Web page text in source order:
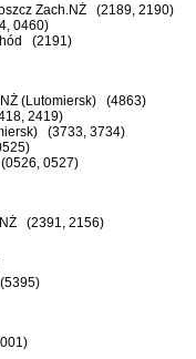
Zach.NŻ (2189, 2190)
0460)
(2191)
(Lutomiersk) (4863)
2419)
(3733, 3734)
0527)
(2391, 2156)